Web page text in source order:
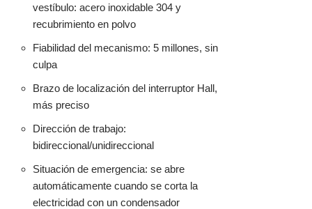
vestíbulo: acero inoxidable 304 y
recubrimiento en polvo
Fiabilidad del mecanismo: 5 millones, sin
culpa
Brazo de localización del interruptor Hall,
más preciso
Dirección de trabajo:
bidireccional/unidireccional
Situación de emergencia: se abre
automáticamente cuando se corta la
electricidad con un condensador